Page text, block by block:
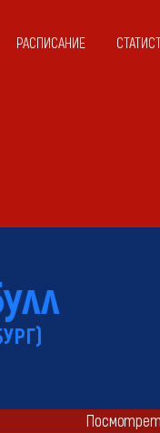
РАСПИСАНИЕ